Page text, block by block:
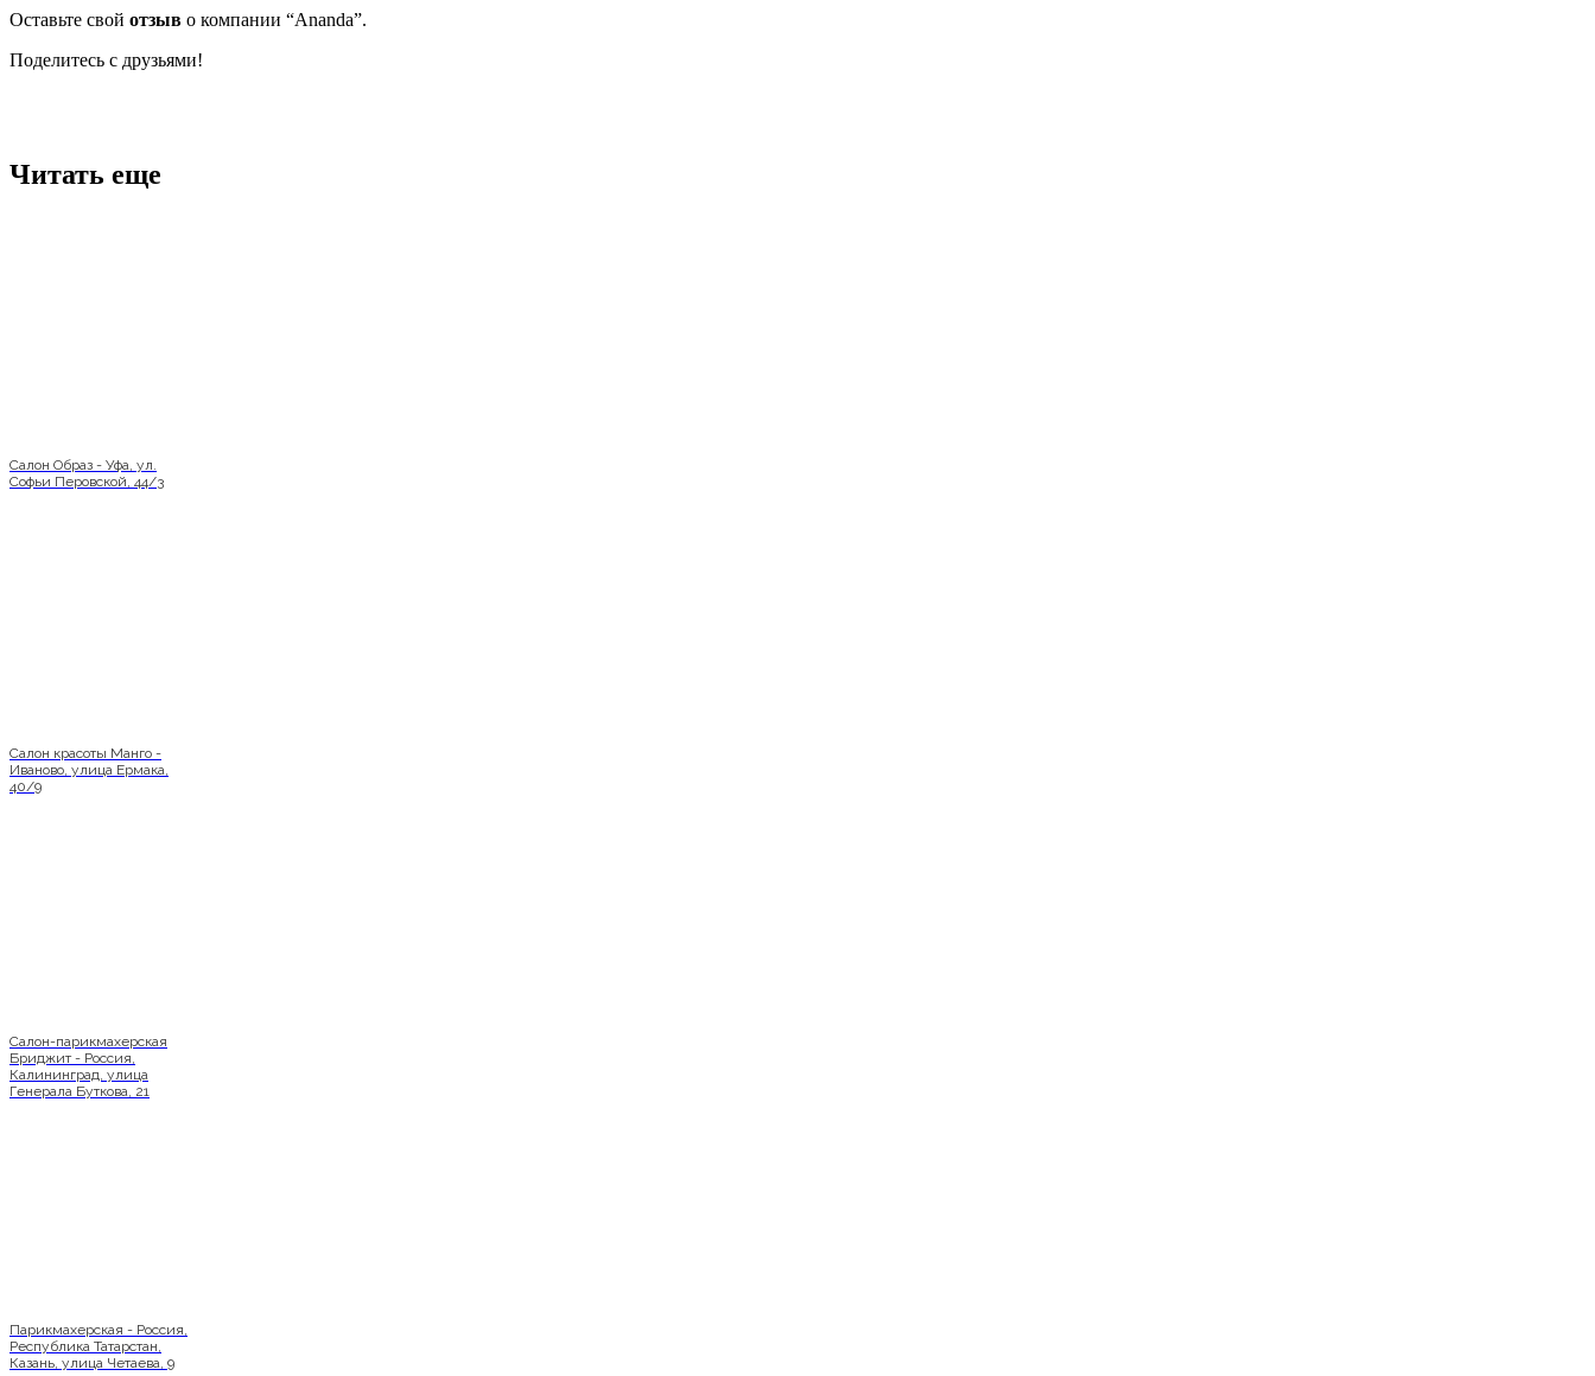
Оставьте свой отзыв о компании “Ananda”.
Поделитесь с друзьями!
Читать еще
Салон Образ - Уфа, ул.
Софьи Перовской, 44/3
Салон красоты Манго -
Иваново, улица Ермака,
40/9
Салон-парикмахерская
Бриджит - Россия,
Калининград, улица
Генерала Буткова, 21
Парикмахерская - Россия,
Республика Татарстан,
Казань, улица Четаева, 9